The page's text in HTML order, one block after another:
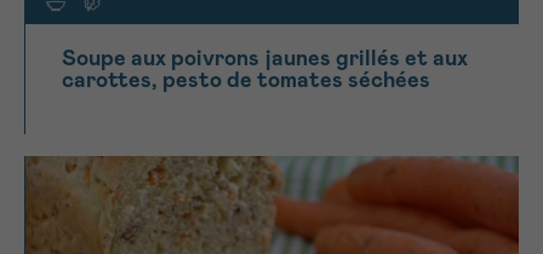
Soupe aux poivrons jaunes grillés et aux
carottes, pesto de tomates séchées